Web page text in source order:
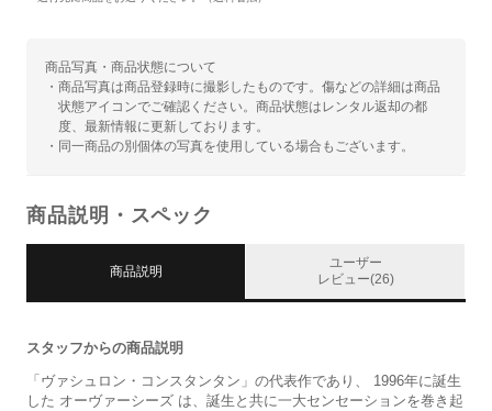
商品写真・商品状態について
・商品写真は商品登録時に撮影したものです。傷などの詳細は商品
状態アイコンでご確認ください。商品状態はレンタル返却の都
度、最新情報に更新しております。
・同一商品の別個体の写真を使用している場合もございます。
商品説明・スペック
商品説明
ユーザー
レビュー(26)
スタッフからの商品説明
「ヴァシュロン・コンスタンタン」の代表作であり、 1996年に誕生
した オーヴァーシーズ は、誕生と共に一大センセーションを巻き起